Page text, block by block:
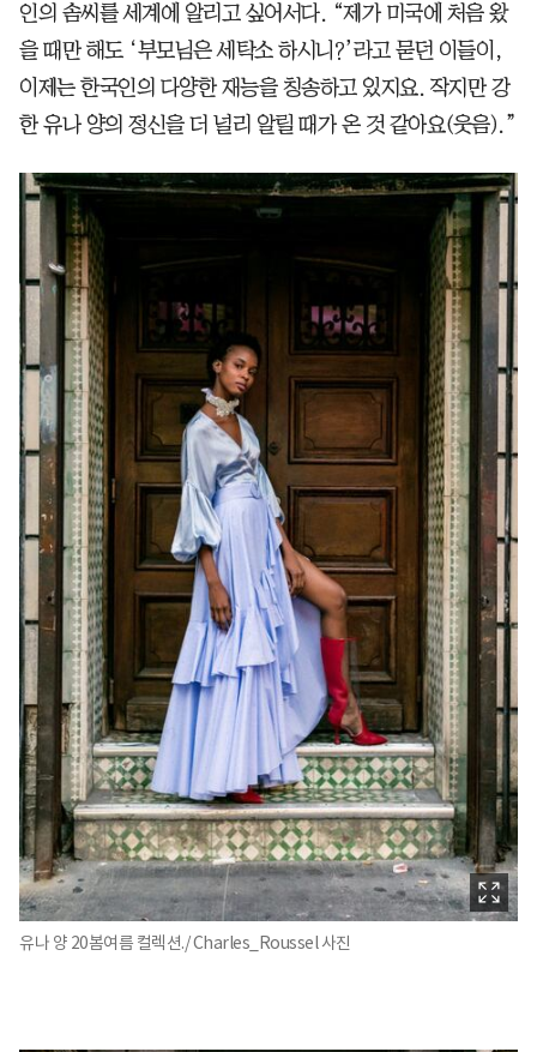
인의 솜씨를 세계에 알리고 싶어서다. “제가 미국에 처음 왔
을 때만 해도 ‘부모님은 세탁소 하시니?’라고 묻던 이들이,
이제는 한국인의 다양한 재능을 칭송하고 있지요. 작지만 강
한 유나 양의 정신을 더 널리 알릴 때가 온 것 같아요(웃음).”
유나 양 20봄여름 컬렉션./ Charles_Roussel 사진